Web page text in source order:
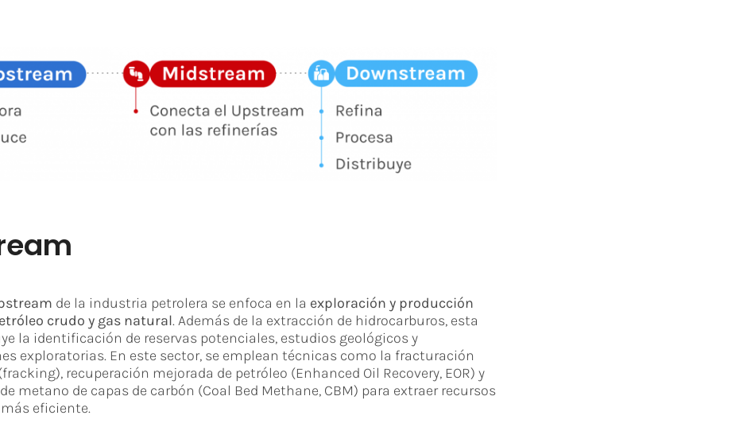
de la industria petrolera se enfoca en la exploración y producción
crudo y gas natural. Además de la extracción de hidrocarburos, esta
la identificación de reservas potenciales, estudios geológicos y
exploratorias. En este sector, se emplean técnicas como la fracturación
recuperación mejorada de petróleo (Enhanced Oil Recovery, EOR) y
metano de capas de carbón (Coal Bed Methane, CBM) para extraer recursos
eficiente.